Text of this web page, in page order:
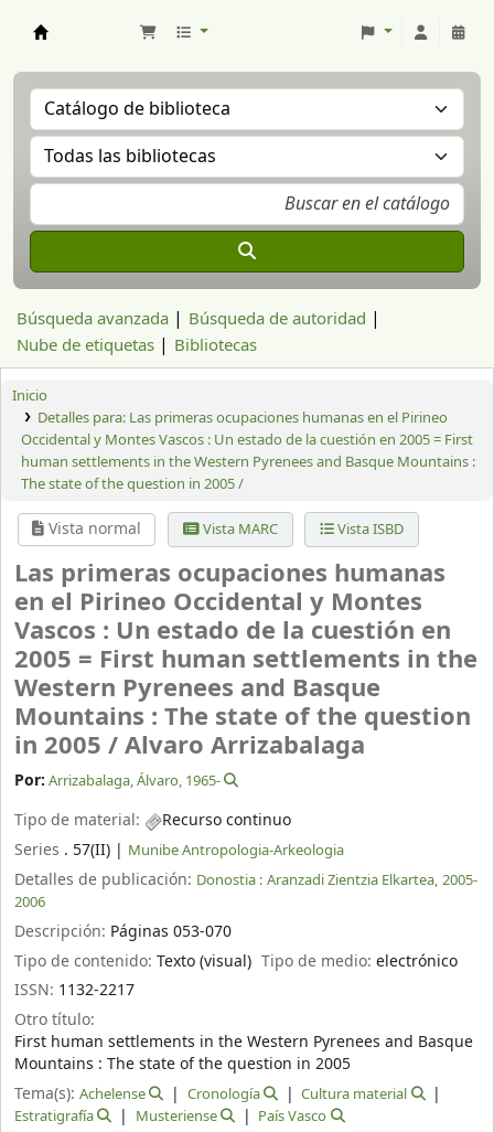
Búsqueda avanzada
Búsqueda de autoridad
Nube de etiquetas
Bibliotecas
Inicio
Detalles para: Las primeras ocupaciones humanas en el Pirineo
Occidental y Montes Vascos : Un estado de la cuestión en 2005 = First
human settlements in the Western Pyrenees and Basque Mountains :
The state of the question in 2005 /
Vista normal Vista MARC Vista ISBD
Las primeras ocupaciones humanas
en el Pirineo Occidental y Montes
Vascos : Un estado de la cuestión en
2005 = First human settlements in the
Western Pyrenees and Basque
Mountains : The state of the question
in 2005 /Alvaro Arrizabalaga
Por: Arrizabalaga, Álvaro, 1965-
Tipo de material:
Recurso continuo
Series . 57(II) | Munibe Antropologia-Arkeologia
Detalles de publicación: Donostia : Aranzadi Zientzia Elkartea, 2005-
2006
Descripción: Páginas 053-070
Tipo de contenido: Texto (visual) Tipo de medio:electrónico
ISSN: 1132-2217
Otro título:
First human settlements in the Western Pyrenees and Basque
Mountains : The state of the question in 2005
Tema(s): Achelense Cronología
Cultura material
Estratigrafía
Musteriense País Vasco